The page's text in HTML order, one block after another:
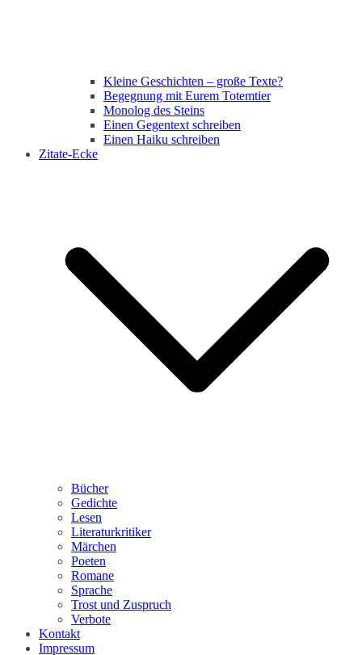
Kleine Geschichten – große Texte?
Begegnung mit Eurem Totemtier
Monolog des Steins
Einen Gegentext schreiben
Einen Haiku schreiben
Zitate-Ecke
Bücher
Gedichte
Lesen
Literaturkritiker
Märchen
Poeten
Romane
Sprache
Trost und Zuspruch
Verbote
Kontakt
Impressum